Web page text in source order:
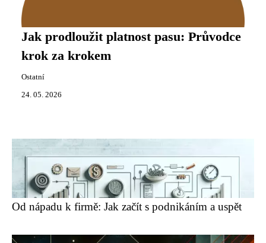
Jak prodloužit platnost pasu: Průvodce
krok za krokem
Ostatní
24. 05. 2026
Od nápadu k firmě: Jak začít s podnikáním a uspět